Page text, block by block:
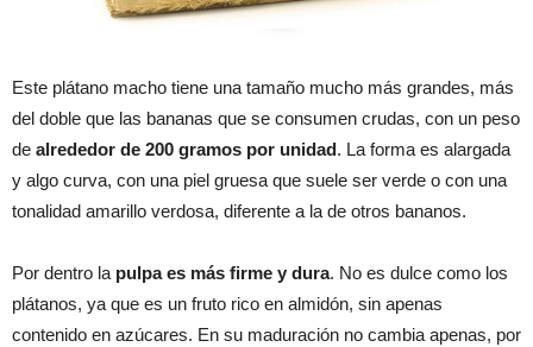
Este plátano macho tiene una tamaño mucho más grandes, más
del doble que las bananas que se consumen crudas, con un peso
de alrededor de 200 gramos por unidad. La forma es alargada
y algo curva, con una piel gruesa que suele ser verde o con una
tonalidad amarillo verdosa, diferente a la de otros bananos.
Por dentro la pulpa es más firme y dura. No es dulce como los
plátanos, ya que es un fruto rico en almidón, sin apenas
contenido en azúcares. En su maduración no cambia apenas, por